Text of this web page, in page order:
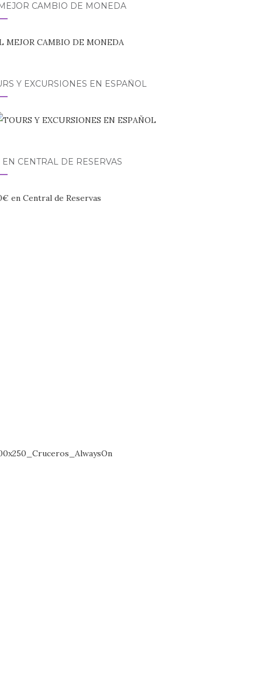
CAMBIO DE MONEDA
Y EXCURSIONES EN ESPAÑOL
CENTRAL DE RESERVAS